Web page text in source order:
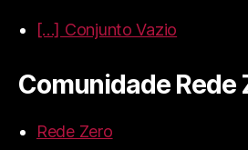
[…] Conjunto Vazio
Comunidade Rede
Rede Zero